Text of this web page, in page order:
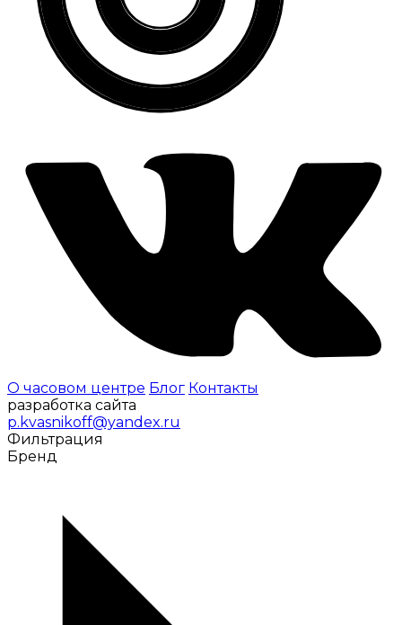
О часовом центре Блог Контакты
разработка сайта
p.kvasnikoff@yandex.ru
Фильтрация
Бренд